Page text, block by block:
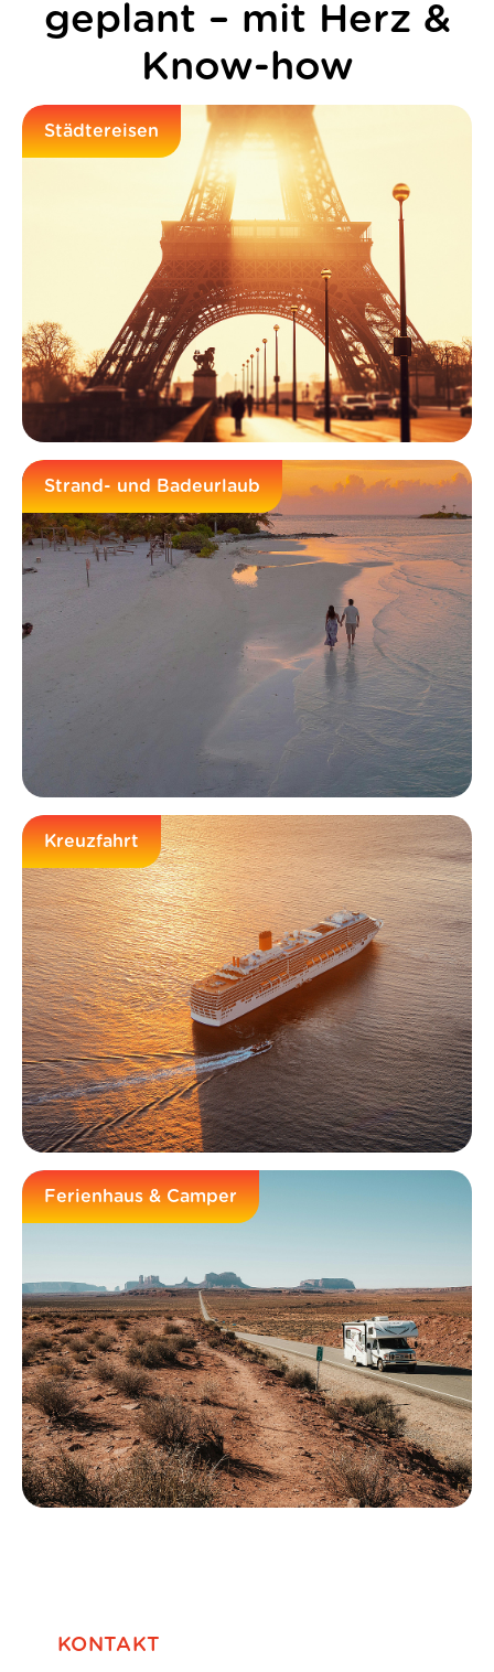
Städtereisen
Strand- und Badeurlaub
Kreuzfahrt
Ferienhaus & Camper
geplant – mit Herz &
Know-how
KONTAKT